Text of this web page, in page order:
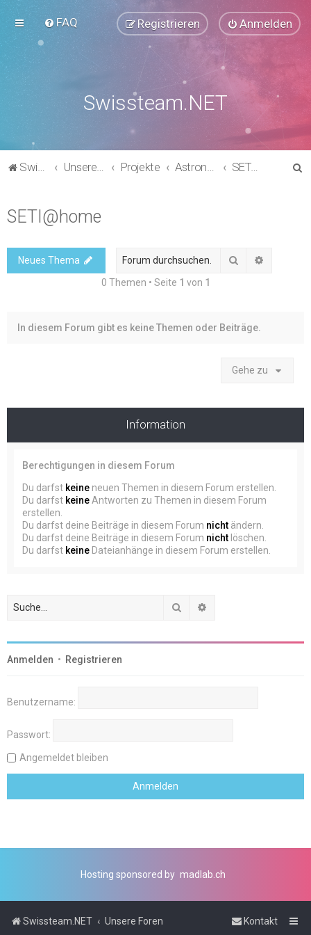
FAQ Anmelden
Registrieren
Swissteam.NET
Swissteam.NET Unsere Foren Projekte Astronomie, Chemie & Physik SETI@home
SETI@home
Neues Thema Suche
0 Themen • Seite 1 von 1
In diesem Forum gibt es keine Themen oder Beiträge.
Gehe zu
Information
Berechtigungen in diesem Forum
Du darfst keine neuen Themen in diesem Forum erstellen.
Du darfst keine Antworten zu Themen in diesem Forum
erstellen.
Du darfst deine Beiträge in diesem Forum nicht ändern.
Du darfst deine Beiträge in diesem Forum nicht löschen.
Du darfst keine Dateianhänge in diesem Forum erstellen.
Suche
Anmelden • Registrieren
Benutzername:
Passwort:
Angemeldet bleiben
Hosting sponsored by madlab.ch
Swissteam.NET Unsere Foren Kontakt